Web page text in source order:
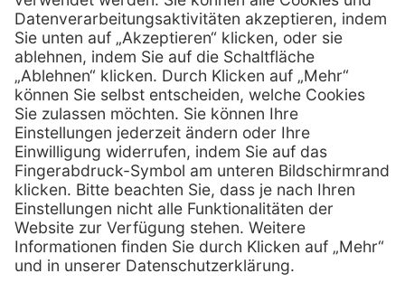
E-Mail: info @ henryscheinmed.at
Services
Vorteile
Eigenmarke
Leasing
Technischer Service
Kataloge / Downloads
Hilfe
FAQs
Kontakt
Außendienst
Lob & Kritik
Retoure anmelden
Zertifikat Rechtliches
Impressum